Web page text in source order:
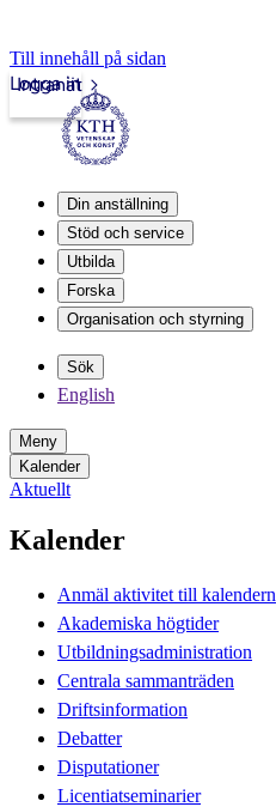
Till innehåll på sidan
Intranät
Logga in
Din anställning
Stöd och service
Utbilda
Forska
Organisation och styrning
Sök
English
Meny
Kalender
Aktuellt
Kalender
Anmäl aktivitet till kalendern
Akademiska högtider
Utbildningsadministration
Centrala sammanträden
Driftsinformation
Debatter
Disputationer
Licentiatseminarier